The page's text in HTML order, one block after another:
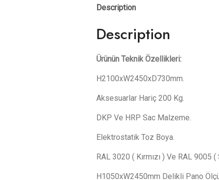
Description
Description
Ürünün Teknik Özellikleri:
H2100xW2450xD730mm.
Aksesuarlar Hariç 200 Kg.
DKP Ve HRP Sac Malzeme.
Elektrostatik Toz Boya.
RAL 3020 ( Kırmızı ) Ve RAL 9005
H1050xW2450mm Delikli Pano